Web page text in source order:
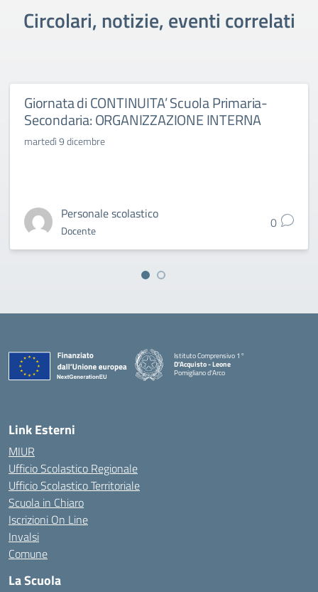
Circolari, notizie, eventi correlati
Giornata di CONTINUITA’ Scuola Primaria-
Secondaria: ORGANIZZAZIONE INTERNA
martedì 9 dicembre
Personale scolastico
Docente 0
Istituto Comprensivo 1°
D'Acquisto - Leone
Pomigliano d'Arco
— Visita la pagina iniziale della scuola
Link Esterni
MIUR
Ufficio Scolastico Regionale
Ufficio Scolastico Territoriale
Scuola in Chiaro
Iscrizioni On Line
Invalsi
Comune
La Scuola